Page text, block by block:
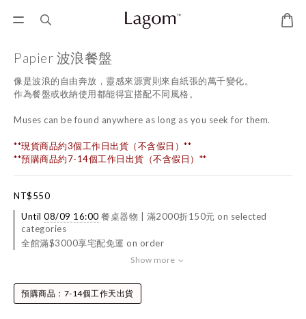
Papier 波浪餐盤
像是波浪的自由奔放，靈感來源實則來自紙張的萬千變化。
作為餐盤或收納使用都能得宜搭配不同風格。
Muses can be found anywhere as long as you seek for them.
**現貨商品約3個工作日出貨（不含假日）**
**預購商品約7-14個工作日出貨（不含假日）**
NT$550
Until 08/09 16:00 餐桌器物 | 滿2000折150元 on selected
categories
全館滿$3000享宅配免運 on order
Show more
預購商品：7-14個工作天出貨